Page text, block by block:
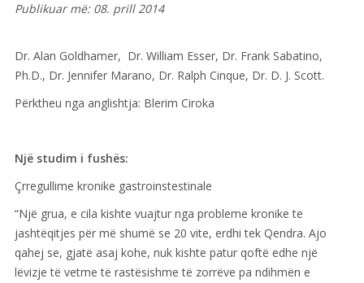
Publikuar më: 08. prill 2014
Dr. Alan Goldhamer, Dr. William Esser, Dr. Frank Sabatino,
Ph.D., Dr. Jennifer Marano, Dr. Ralph Cinque, Dr. D. J. Scott.
Përktheu nga anglishtja: Blerim Ciroka
Një studim i fushës:
Çrregullime kronike gastroinstestinale
“Një grua, e cila kishte vuajtur nga probleme kronike te
jashtëqitjes për më shumë se 20 vite, erdhi tek Qendra. Ajo
qahej se, gjatë asaj kohe, nuk kishte patur qoftë edhe një
lëvizje të vetme të rastësishme të zorrëve pa ndihmën e